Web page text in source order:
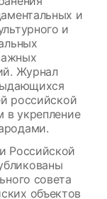
и
и
Журнал
российской
в укрепление
Российской
совета
объектов